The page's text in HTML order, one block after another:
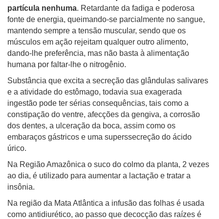
partícula nenhuma. Retardante da fadiga e poderosa
fonte de energia, queimando-se parcialmente no sangue,
mantendo sempre a tensão muscular, sendo que os
músculos em ação rejeitam qualquer outro alimento,
dando-lhe preferência, mas não basta à alimentação
humana por faltar-lhe o nitrogênio.
Substância que excita a secreção das glândulas salivares
e a atividade do estômago, todavia sua exagerada
ingestão pode ter sérias consequências, tais como a
constipação do ventre, afecções da gengiva, a corrosão
dos dentes, a ulceração da boca, assim como os
embaraços gástricos e uma superssecreção do ácido
úrico.
Na Região Amazônica o suco do colmo da planta, 2 vezes
ao dia, é utilizado para aumentar a lactação e tratar a
insônia.
Na região da Mata Atlântica a infusão das folhas é usada
como antidiurético, ao passo que decocção das raízes é